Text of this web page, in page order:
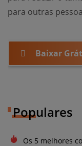
para outras
Baixar
Populares
Os 5 melhores